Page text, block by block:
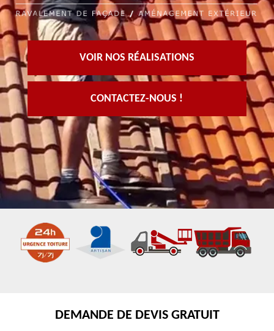
VOIR NOS RÉALISATIONS
CONTACTEZ-NOUS !
DEMANDE DE DEVIS GRATUIT